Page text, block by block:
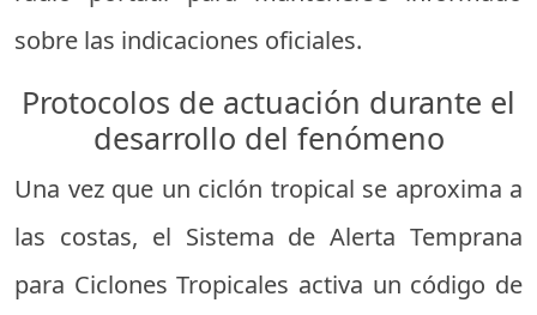
sobre las indicaciones oficiales.
Protocolos de actuación durante el
desarrollo del fenómeno
Una vez que un ciclón tropical se aproxima a
las costas, el Sistema de Alerta Temprana
para Ciclones Tropicales activa un código de